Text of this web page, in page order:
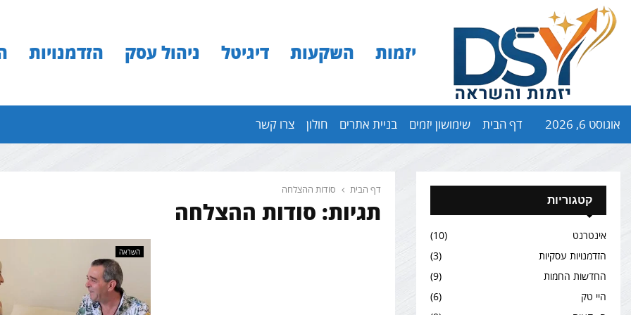
יזמות השקעות דיגיטל ניהול עסק הזדמנויות
אוגוסט 6, 2026 דף הבית שימושון יזמים בניית אתרים חולון צרו קשר
דף הבית סודות ההצלחה
תגיות: סודות ההצלחה
השראה
קטגוריות
אינטרנט
(10)
הזדמנויות עסקיות
(3)
החדשות החמות
(9)
היי טק
(6)